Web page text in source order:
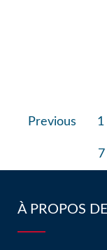
desPrevious 1
7
À PROPOS